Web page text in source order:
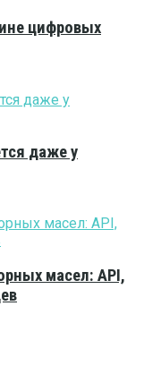
цифровых
даже у
масел: API,